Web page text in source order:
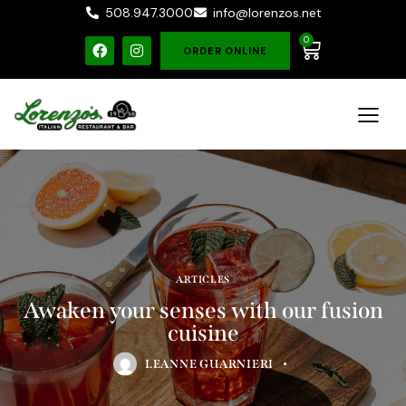
508.947.3000 info@lorenzos.net
ORDER ONLINE
0
ARTICLES
Awaken your senses with our fusion
cuisine
LEANNE GUARNIERI